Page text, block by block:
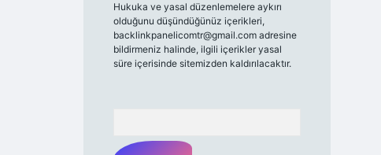
Hukuka ve yasal düzenlemelere aykırı
olduğunu düşündüğünüz içerikleri,
backlinkpanelicomtr@gmail.comadresine
bildirmeniz halinde, ilgili içerikler yasal
süre içerisinde sitemizden kaldırılacaktır.